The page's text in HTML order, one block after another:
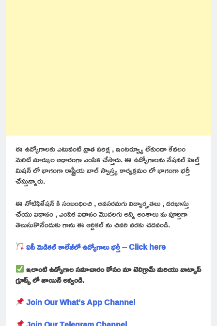
ఈ ఉద్యోగాలకు ఎటువంటి వ్రాత పరిక్ష , ఇంటర్వ్యూ లేకుండా కేవలం
మెరిట్ మార్కుల ఆధారంగా ఎంపిక చేస్తారు. ఈ ఉద్యోగాలను నేషనల్ హెల్త్
మిషన్ లో భాగంగా రాష్ట్రీయ బాల్ స్వాస్త్య కార్యక్రమం లో భాగంగా భర్తీ
చేస్తున్నారు.
ఈ నోటిఫికేషన్ కి సంబంధించి , అవసరమగు విద్యార్హతలు , దరఖాస్తు
చేయు విధానం , ఎంపిక విధానం మొదలగు అన్ని అంశాలు ను పూర్తిగా
తెలుసుకొనేందుకు గాను ఈ ఆర్టికల్ ను చివరి వరకు చదవండి.
ఏపీ మెడికల్ కాలేజీలో ఉద్యోగాలు భర్తీ – Click here
ఇలాంటి ఉద్యోగాల సమాచారం కోసం మా టెలిగ్రామ్ మరియు వాట్సాప్
గ్రూప్స్ లో జాయిన్ అవ్వండి.
Join Our What’s App Channel